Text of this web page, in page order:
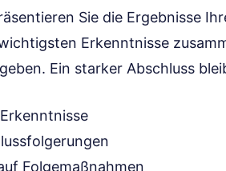
Sie die Ergebnisse
Erkenntnisse
Ein starker Abschluss
Folgemaßnahmen